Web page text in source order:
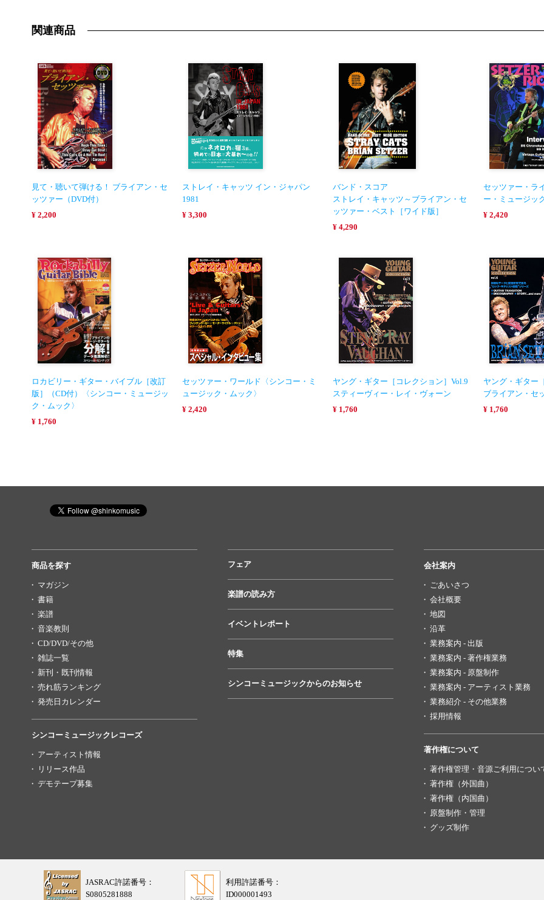
関連商品
見て・聴いて弾ける！ ブライアン・セ
ッツァー（DVD付）
¥ 2,200
ストレイ・キャッツ イン・ジャパン
1981
¥ 3,300
バンド・スコア
ストレイ・キャッツ～ブライアン・セ
ッツァー・ベスト［ワイド版］
¥ 4,290
セッツァー・ラ
ー・ミュージッ
¥ 2,420
ロカビリー・ギター・バイブル［改訂
版］（CD付）〈シンコー・ミュージッ
ク・ムック〉
¥ 1,760
セッツァー・ワールド〈シンコー・ミ
ュージック・ムック〉
¥ 2,420
ヤング・ギター［コレクション］Vol.9
スティーヴィー・レイ・ヴォーン
¥ 1,760
ヤング・ギター
ブライアン・セ
¥ 1,760
商品を探す
マガジン
書籍
楽譜
音楽教則
CD/DVD/その他
雑誌一覧
新刊・既刊情報
売れ筋ランキング
発売日カレンダー
シンコーミュージックレコーズ
アーティスト情報
リリース作品
デモテープ募集
フェア
楽譜の読み方
イベントレポート
特集
シンコーミュージックからのお知らせ
会社案内
ごあいさつ
会社概要
地図
沿革
業務案内 - 出版
業務案内 - 著作権業務
業務案内 - 原盤制作
業務案内 - アーティスト業務
業務紹介 - その他業務
採用情報
著作権について
著作権管理・音源ご利用につい
著作権（外国曲）
著作権（内国曲）
原盤制作・管理
グッズ制作
JASRAC許諾番号：
S0805281888
利用許諾番号：
ID000001493